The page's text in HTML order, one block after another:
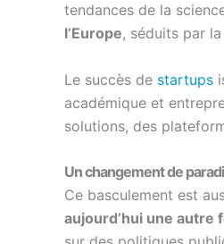
tendances de la
l’Europe, séduits par
Le succès de startups
académique et
solutions, des
Un changement de
Ce basculement est
aujourd’hui une autre